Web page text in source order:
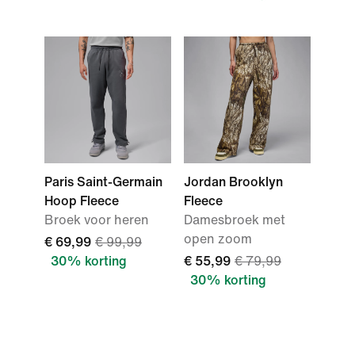
Paris Saint-Germain
Hoop Fleece
Broek voor heren
€ 69,99 € 99,99
30% korting
Jordan Brooklyn
Fleece
Damesbroek met
open zoom
€ 55,99 € 79,99
30% korting